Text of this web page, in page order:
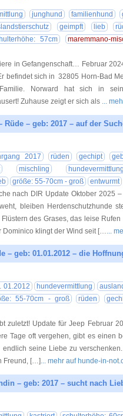
junghund familienhund
geimpft lieb
57cm
maremmano-
in Gefangenschaft… Februar
befindet sich in 32805 Horn-Bad
Norward hat sich in
Zuhause zeigt er sich als ...
– geb: 2017 – auf der
2017 rüden gechipt
mischling
größe: 55-70cm - groß
entwurmt
nach DIR Update Oktober 2025
bleiben Herdenschutzhunde
des Grases, das leise
Dominico klingt der Wind seit […...
– geb: 01.01.2012 – die
01.2012 hundevermittlung
55-70cm - groß rüden
zuletzt! Update für Jeep Februar
Tage oft vergehen, gibt es einen
endlich seine Liebe zu
Freund, […]... mehr auf hunde-in-
– geb: 2017 – sucht nach